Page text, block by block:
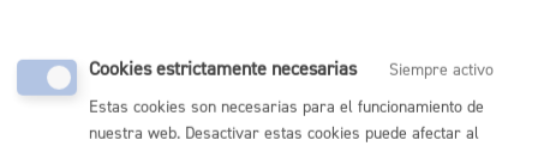
Solicitud para uso de salas - Topalekua
* Online con certificado
electrónico
Cookies estrictamente necesarias
Siempre activo
Estas cookies son necesarias para el funcionamiento de
nuestra web. Desactivar estas cookies puede afectar al